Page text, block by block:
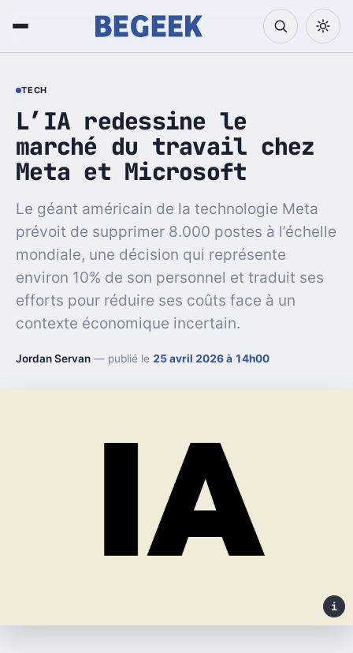
TECH
L’IA redessine le
marché du travail chez
Meta et Microsoft
Le géant américain de la technologie Meta
prévoit de supprimer 8.000 postes à l’échelle
mondiale, une décision qui représente
environ 10% de son personnel et traduit ses
efforts pour réduire ses coûts face à un
contexte économique incertain.
Jordan Servan — publié le 25 avril 2026 à 14h00
i